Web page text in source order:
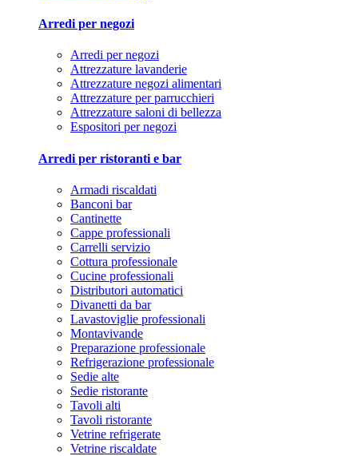
Arredi per negozi
Arredi per negozi
Attrezzature lavanderie
Attrezzature negozi alimentari
Attrezzature per parrucchieri
Attrezzature saloni di bellezza
Espositori per negozi
Arredi per ristoranti e bar
Armadi riscaldati
Banconi bar
Cantinette
Cappe professionali
Carrelli servizio
Cottura professionale
Cucine professionali
Distributori automatici
Divanetti da bar
Lavastoviglie professionali
Montavivande
Preparazione professionale
Refrigerazione professionale
Sedie alte
Sedie ristorante
Tavoli alti
Tavoli ristorante
Vetrine refrigerate
Vetrine riscaldate